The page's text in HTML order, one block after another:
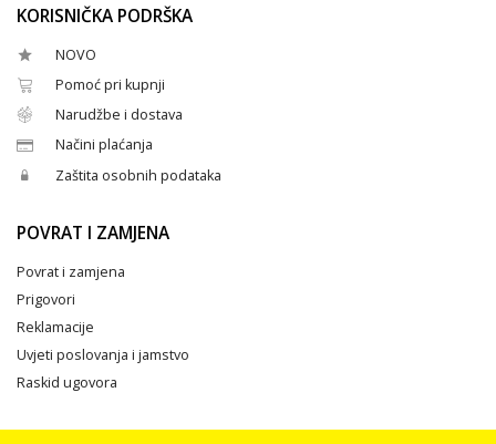
KORISNIČKA PODRŠKA
NOVO
Pomoć pri kupnji
Narudžbe i dostava
Načini plaćanja
Zaštita osobnih podataka
POVRAT I ZAMJENA
Povrat i zamjena
Prigovori
Reklamacije
Uvjeti poslovanja i jamstvo
Raskid ugovora